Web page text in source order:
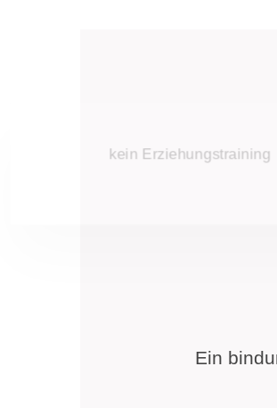
keine Schuldzuweisungen
Ein